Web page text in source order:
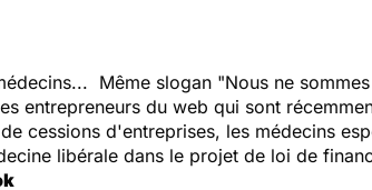
Même slogan "Nous ne
entrepreneurs du web qui sont
cessions d'entreprises, les médecins
libérale dans le projet de loi de